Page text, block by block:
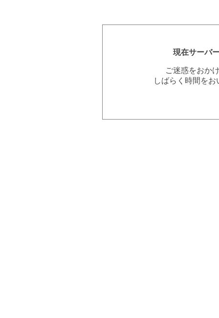
現在サーバ
ご迷惑をおか
しばらく時間を